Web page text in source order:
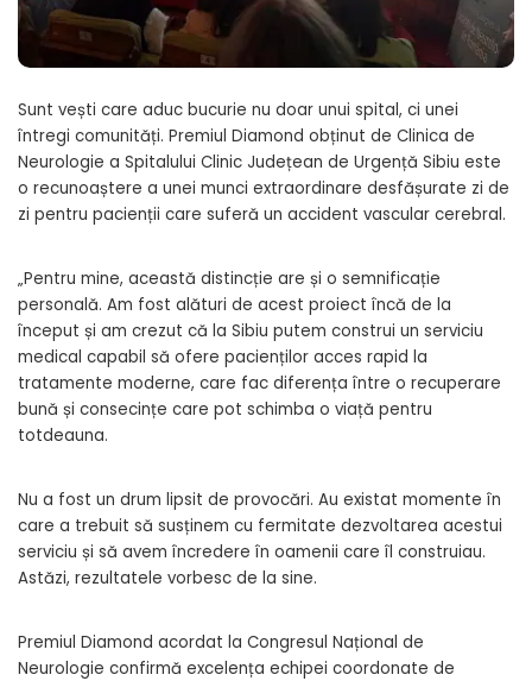
Sunt vești care aduc bucurie nu doar unui spital, ci unei
întregi comunități. Premiul Diamond obținut de Clinica de
Neurologie a Spitalului Clinic Județean de Urgență Sibiu este
o recunoaștere a unei munci extraordinare desfășurate zi de
zi pentru pacienții care suferă un accident vascular cerebral.
„Pentru mine, această distincție are și o semnificație
personală. Am fost alături de acest proiect încă de la
început și am crezut că la Sibiu putem construi un serviciu
medical capabil să ofere pacienților acces rapid la
tratamente moderne, care fac diferența între o recuperare
bună și consecințe care pot schimba o viață pentru
totdeauna.
Nu a fost un drum lipsit de provocări. Au existat momente în
care a trebuit să susținem cu fermitate dezvoltarea acestui
serviciu și să avem încredere în oamenii care îl construiau.
Astăzi, rezultatele vorbesc de la sine.
Premiul Diamond acordat la Congresul Național de
Neurologie confirmă excelența echipei coordonate de